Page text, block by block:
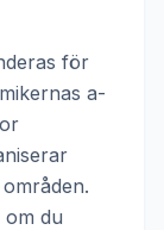
för
a-
om du